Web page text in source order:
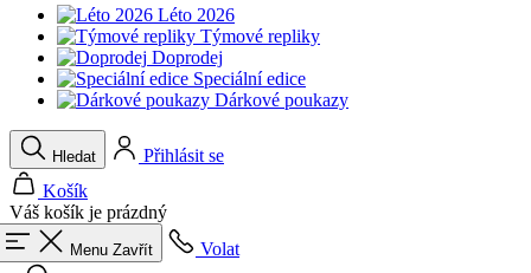
Léto 2026
Týmové repliky
Doprodej
Speciální edice
Dárkové poukazy
Hledat
Přihlásit se
Košík
Váš košík je prázdný
Menu Zavřít
Volat